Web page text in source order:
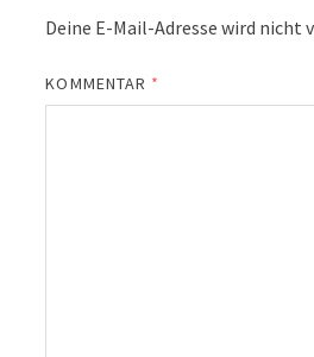
Deine E-Mail-Adresse wird nicht
KOMMENTAR *